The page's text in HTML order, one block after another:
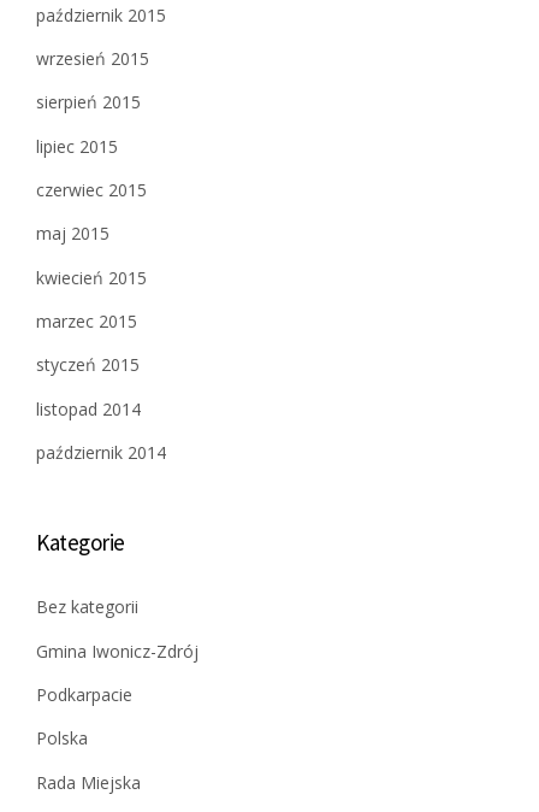
październik 2015
wrzesień 2015
sierpień 2015
lipiec 2015
czerwiec 2015
maj 2015
kwiecień 2015
marzec 2015
styczeń 2015
listopad 2014
październik 2014
Kategorie
Bez kategorii
Gmina Iwonicz-Zdrój
Podkarpacie
Polska
Rada Miejska